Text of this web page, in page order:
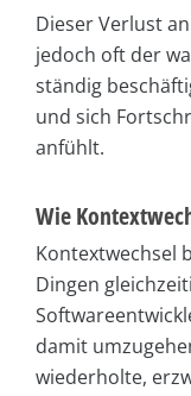
Dieser Verlust
jedoch oft der
ständig
und sich
anfühlt.
Wie
Kontextwechsel
Dingen
damit
wiederholte,